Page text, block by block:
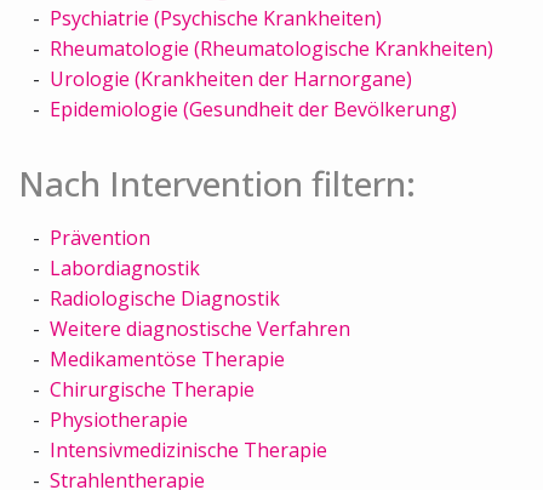
Psychiatrie (Psychische Krankheiten)
Rheumatologie (Rheumatologische Krankheiten)
Urologie (Krankheiten der Harnorgane)
Epidemiologie (Gesundheit der Bevölkerung)
Nach Intervention filtern:
Prävention
Labordiagnostik
Radiologische Diagnostik
Weitere diagnostische Verfahren
Medikamentöse Therapie
Chirurgische Therapie
Physiotherapie
Intensivmedizinische Therapie
Strahlentherapie